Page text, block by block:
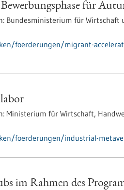
für
Bundesministerium für Wirtschaft
foerderungen/migrant-
Ministerium für Wirtschaft,
foerderungen/industrial-
im Rahmen des